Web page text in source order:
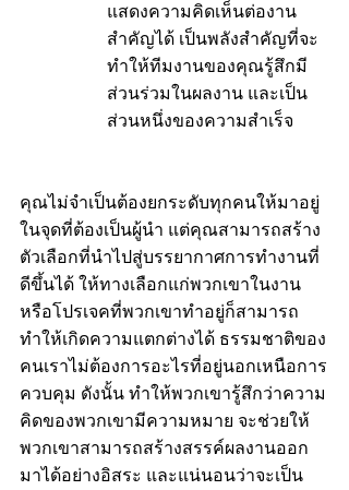
แสดงความคิดเห็นต่องาน
สำคัญได้ เป็นพลังสำคัญที่จะ
ทำให้ทีมงานของคุณรู้สึกมี
ส่วนร่วมในผลงาน และเป็น
ส่วนหนึ่งของความสำเร็จ
คุณไม่จำเป็นต้องยกระดับทุกคนให้มาอยู่
ในจุดที่ต้องเป็นผู้นำ แต่คุณสามารถสร้าง
ตัวเลือกที่นำไปสู่บรรยากาศการทำงานที่
ดีขึ้นได้ ให้ทางเลือกแก่พวกเขาในงาน
หรือโปรเจคที่พวกเขาทำอยู่ก็สามารถ
ทำให้เกิดความแตกต่างได้ ธรรมชาติของ
คนเราไม่ต้องการอะไรที่อยู่นอกเหนือการ
ควบคุม ดังนั้น ทำให้พวกเขารู้สึกว่าความ
คิดของพวกเขามีความหมาย จะช่วยให้
พวกเขาสามารถสร้างสรรค์ผลงานออก
มาได้อย่างอิสระ และแน่นอนว่าจะเป็น